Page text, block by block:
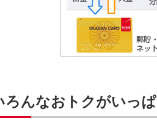
ろんなおトクがいっ